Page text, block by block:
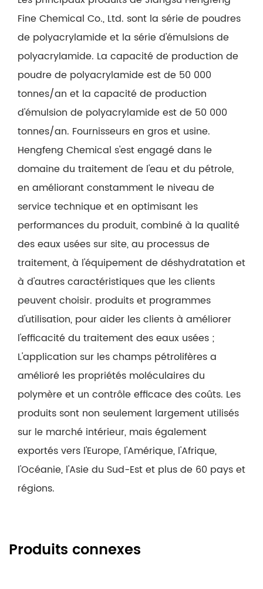
Fine Chemical Co., Ltd. sont la série de poudres
de polyacrylamide et la série d'émulsions de
polyacrylamide. La capacité de production de
poudre de polyacrylamide est de 50 000
tonnes/an et la capacité de production
d'émulsion de polyacrylamide est de 50 000
tonnes/an. Fournisseurs en gros et usine.
Hengfeng Chemical s'est engagé dans le
domaine du traitement de l'eau et du pétrole,
en améliorant constamment le niveau de
service technique et en optimisant les
performances du produit, combiné à la qualité
des eaux usées sur site, au processus de
traitement, à l'équipement de déshydratation et
à d'autres caractéristiques que les clients
peuvent choisir. produits et programmes
d'utilisation, pour aider les clients à améliorer
l'efficacité du traitement des eaux usées ;
L'application sur les champs pétrolifères a
amélioré les propriétés moléculaires du
polymère et un contrôle efficace des coûts. Les
produits sont non seulement largement utilisés
sur le marché intérieur, mais également
exportés vers l'Europe, l'Amérique, l'Afrique,
l'Océanie, l'Asie du Sud-Est et plus de 60 pays et
régions.
Produits connexes